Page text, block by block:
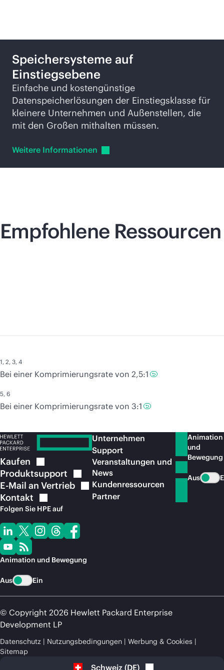
Speichersysteme auf
Einstiegsebene
Einfache und kostengünstige
Datenspeicherlösungen der Einstiegsklasse für
kleinere Unternehmen und Außenstellen, die
mit den Großen mithalten müssen.
Weitere Informationen
Empfohlene Ressourcen
1, 2, 3, 4
Bei einer Komprimierungsrate von 2,5:1
5, 6
Bei einer Komprimierungsrate von 3:1
Kaufen
Produktsupport
E-Mail an Vertrieb
Kontakt
Folgen Sie HPE auf
Animation und Bewegung
Aus Ein
Unternehmen
Support
Veranstaltungen und
News
Kundenressourcen
Partner
Animation
und
Bewegung
Aus
© Copyright 2026 Hewlett Packard Enterprise
Development LP
Datenschutz Nutzungsbedingungen
Werbung & Cookies
Sitemap
Schweiz (DE)